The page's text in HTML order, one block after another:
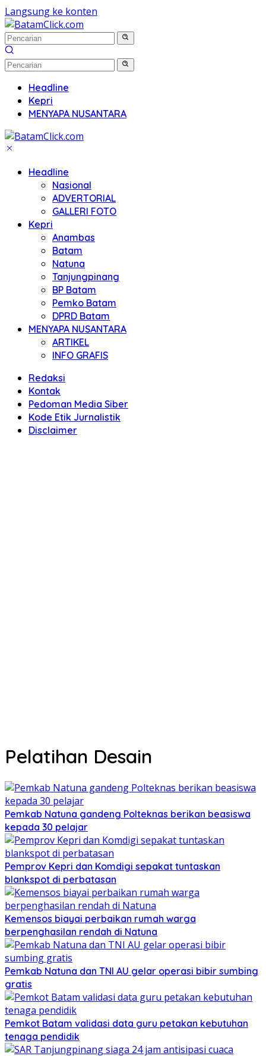
Langsung ke konten
Headline
Kepri
MENYAPA NUSANTARA
Headline
Nasional
ADVERTORIAL
GALLERI FOTO
Kepri
Anambas
Batam
Natuna
Tanjungpinang
BP Batam
Pemko Batam
DPRD Batam
MENYAPA NUSANTARA
ARTIKEL
INFO GRAFIS
Redaksi
Kontak
Pedoman Media Siber
Kode Etik Jurnalistik
Disclaimer
Pelatihan Desain
Pemkab Natuna gandeng Polteknas berikan beasiswa
kepada 30 pelajar
Pemprov Kepri dan Komdigi sepakat tuntaskan
blankspot di perbatasan
Kemensos biayai perbaikan rumah warga
berpenghasilan rendah di Natuna
Pemkab Natuna dan TNI AU gelar operasi bibir sumbing
gratis
Pemkot Batam validasi data guru petakan kebutuhan
tenaga pendidik